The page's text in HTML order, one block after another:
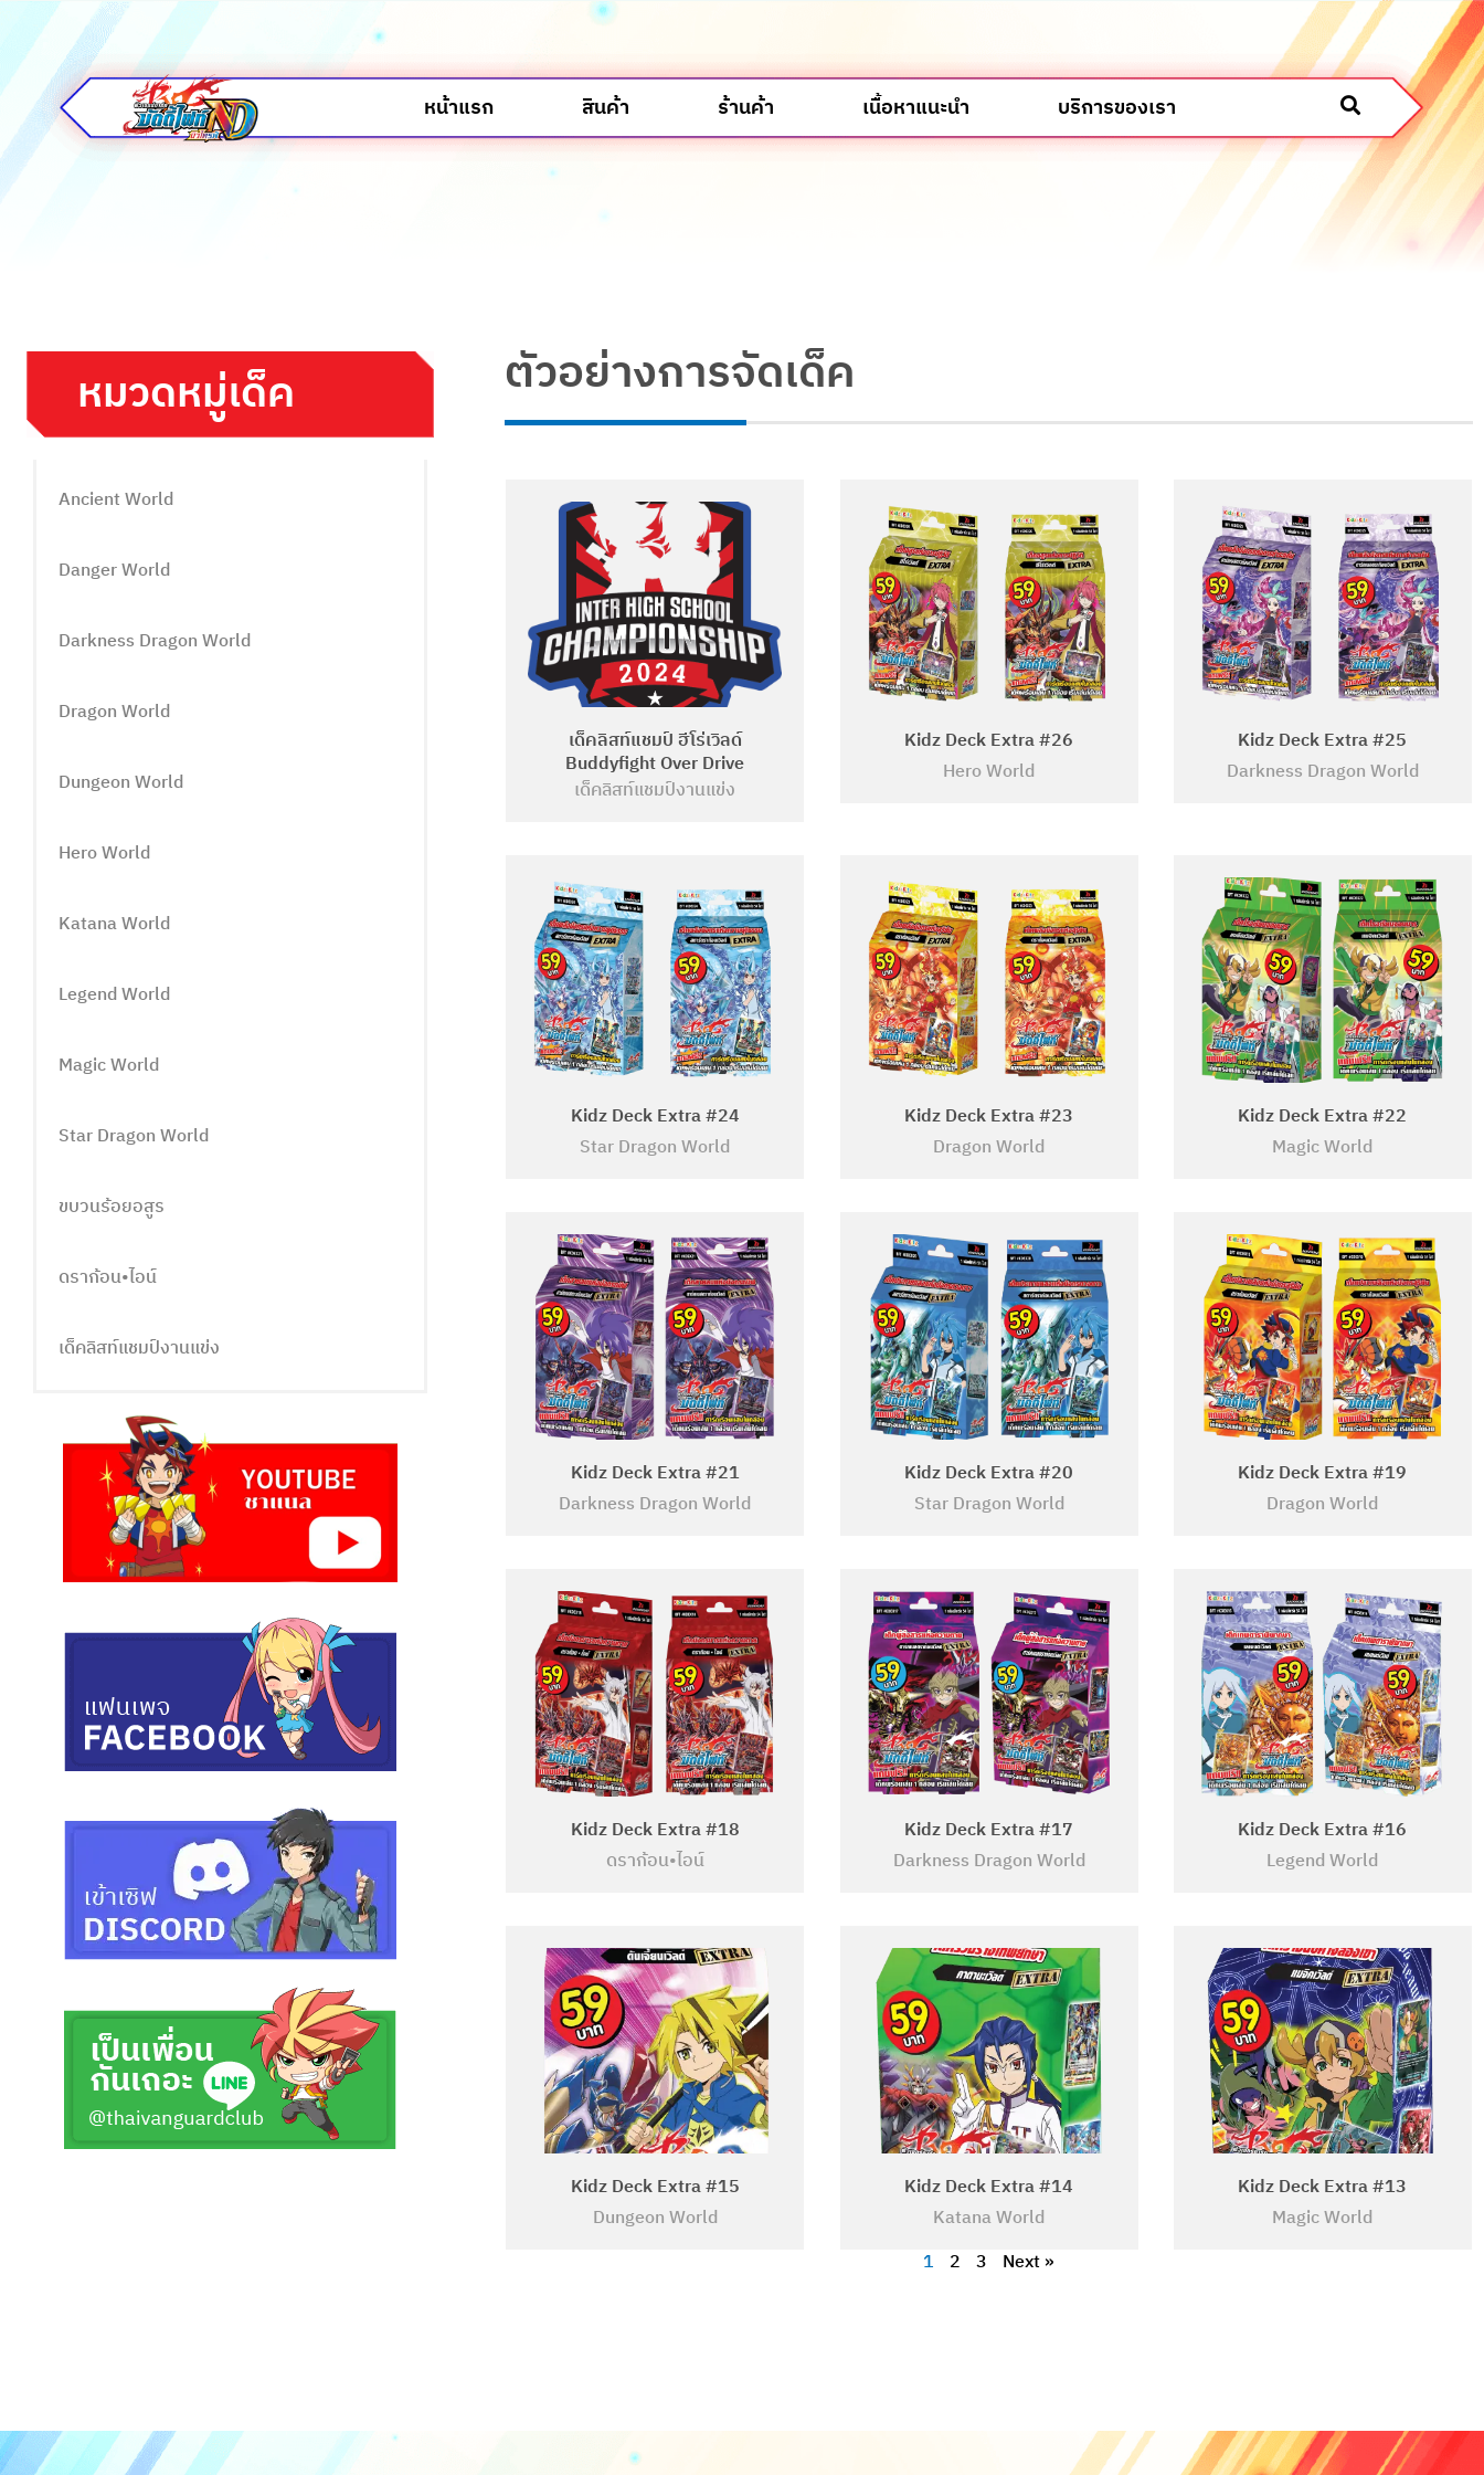
หน้าแรก สินค้า ร้านค้า เนื้อหาแนะนำ บริการของเรา
หมวดหมู่เด็ค
Ancient World
Danger World
Darkness Dragon World
Dragon World
Dungeon World
Hero World
Katana World
Legend World
Magic World
Star Dragon World
ขบวนร้อยอสูร
ดราก้อน•ไอน์
เด็คลิสท์แชมป์งานแข่ง
ตัวอย่างการจัดเด็ค
เด็คลิสท์แชมป์ ฮีโร่เวิลด์
Buddyfight Over Drive
เด็คลิสท์แชมป์งานแข่ง
Kidz Deck Extra #26
Hero World
Kidz Deck Extra #25
Darkness Dragon World
Kidz Deck Extra #24
Star Dragon World
Kidz Deck Extra #23
Dragon World
Kidz Deck Extra #22
Magic World
Kidz Deck Extra #21
Darkness Dragon World
Kidz Deck Extra #20
Star Dragon World
Kidz Deck Extra #19
Dragon World
Kidz Deck Extra #18
ดราก้อน•ไอน์
Kidz Deck Extra #17
Darkness Dragon World
Kidz Deck Extra #16
Legend World
Kidz Deck Extra #15
Dungeon World
Kidz Deck Extra #14
Katana World
Kidz Deck Extra #13
Magic World
1 2 3 Next »